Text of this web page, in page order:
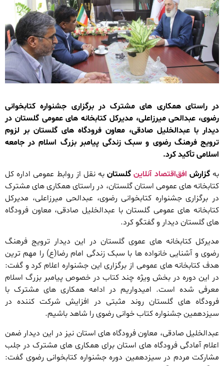
در راستای همکاری های مشترک در برگزاری جشنواره کتابخوانی
رضوی، عبدالحی میرزاعلی، مدیرکل کتابخانه های عمومی گلستان در
دیدار با عبدالخلیل صادقی، معاون فرودگاه های گلستان بر لزوم
ترویج فرهنگ رضوی و سبک زندگی پیامبر بزرگ اسلام در جامعه
اسلامی تأکید کرد.
به گزارش افق‌اقتصاد آنلاینگلستانبه نقل از روابط عمومی اداره کل
کتابخانه های عمومی استان گلستان، در راستای همکاری های مشترک
در برگزاری جشنواره کتابخوانی رضوی، عبدالحی میرزاعلی، مدیرکل
کتابخانه های عمومی گلستان با عبدالخلیل صادقی، معاون فرودگاه
های گلستان دیدار و گفتگو کرد.
مدیرکل کتابخانه های عموی گلستان در این دیدار ترویج فرهنگ
رضوی و آشنایی خانواده ها با سبک زندگی امام رضا(ع) را مهم ترین
هدف کتابخانه های عمومی از برگزاری این جشنواره اعلام کرد و گفت:
در این دوره در بخش ویژه چند کتاب در خصوص پیامبر بزرگ اسلام
معرفی شده است. امیدواریم در ادامه همکاری های مشترک با
فرودگاه های گلستان روند مثبتی در افزایش شرکت کننده در
سیزدهمین جشنواره کتاب خوانی رضوی را شاهد باشیم.
عبدالخلیل صادقی، معاون فرودگاه های استان نیز در این دیدار ضمن
اعلام آمادگی فرودگاه های استان برای همکاری های مشترک در جلب
مشارکت مردم در سیزدهمین دوره جشنواره کتابخوانی رضوی گفت: